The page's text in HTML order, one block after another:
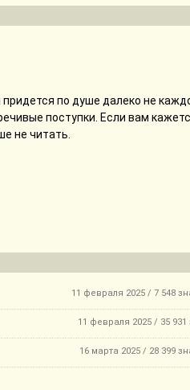
по душе далеко не
поступки. Если вам
не читать.
11 февраля 2025 / 7 548
11 февраля 2025 / 35 931
16 марта 2025 / 28 399